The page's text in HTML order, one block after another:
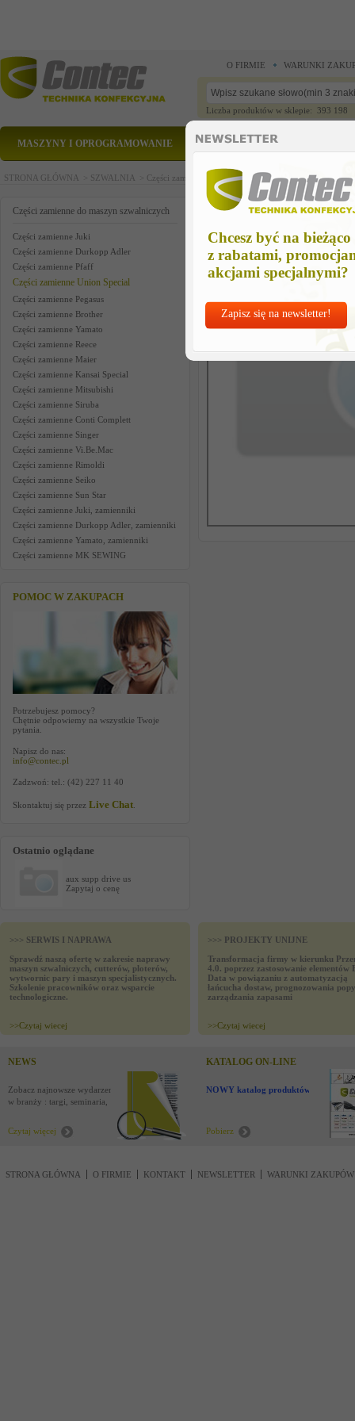
Chcesz być na bieżąco
z rabatami,
akcjami specjalnymi?
Zapisz się na newsletter!
O FIRMIE WARUNKI
Liczba produktów w sklepie: 393 198
MASZYNY I OPROGRAMOWANIE CZĘŚCI ZAMIENNE
STRONA GŁÓWNA > SZWALNIA > Części zamienne do maszyn szwalniczych >Części
Części zamienne do maszyn szwalniczych
Części zamienne Juki
Części zamienne Durkopp Adler
Części zamienne Pfaff
Części zamienne Union Special
Części zamienne Pegasus
Części zamienne Brother
Części zamienne Yamato
Części zamienne Reece
Części zamienne Maier
Części zamienne Kansai Special
Części zamienne Mitsubishi
Części zamienne Siruba
Części zamienne Conti Complett
Części zamienne Singer
Części zamienne Vi.Be.Mac
Części zamienne Rimoldi
Części zamienne Seiko
Części zamienne Sun Star
Części zamienne Juki, zamienniki
Części zamienne Durkopp Adler, zamienniki
Części zamienne Yamato, zamienniki
Części zamienne MK SEWING
POMOC W ZAKUPACH
Potrzebujesz pomocy?
Chętnie odpowiemy na wszystkie Twoje
pytania.
Napisz do nas:
info@contec.pl
Zadzwoń: tel.: (42) 227 11 40
Skontaktuj się przez Live Chat
Ostatnio oglądane
aux supp drive us
Zapytaj o cenę
aux supp drive us
>>> SERWIS I NAPRAWA
Sprawdź naszą ofertę w zakresie naprawy
maszyn szwalniczych, cutterów, ploterów,
wytwornic pary i maszyn specjalistycznych.
Szkolenie pracowników oraz wsparcie
technologiczne.
>>Czytaj wiecej
>>> PROJEKTY UNIJNE
Transformacja firmy w kierunku
4.0. poprzez zastosowanie elementów
Data w powiązaniu z automatyzacją
łańcucha dostaw, prognozowania
zarządzania zapasami
>>Czytaj wiecej
NEWS
Zobacz najnowsze wydarzenia
w branży : targi, seminaria,
Czytaj więcej
KATALOG ON-LINE
NOWY katalog produktów !
Pobierz
STRONA GŁÓWNA O FIRMIE KONTAKT NEWSLETTER WARUNKI ZAKUPÓW